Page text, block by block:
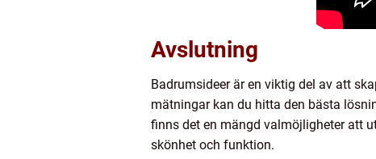
Avslutning
Badrumsideer är en viktig del av att
mätningar kan du hitta den bästa
finns det en mängd valmöjligheter att
skönhet och funktion.